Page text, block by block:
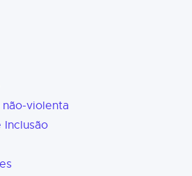
violenta
Inclusão